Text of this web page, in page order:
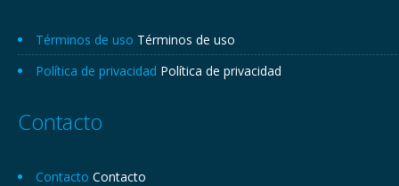
Términos de uso Términos de uso
Política de privacidad Política de privacidad
Contacto
Contacto Contacto